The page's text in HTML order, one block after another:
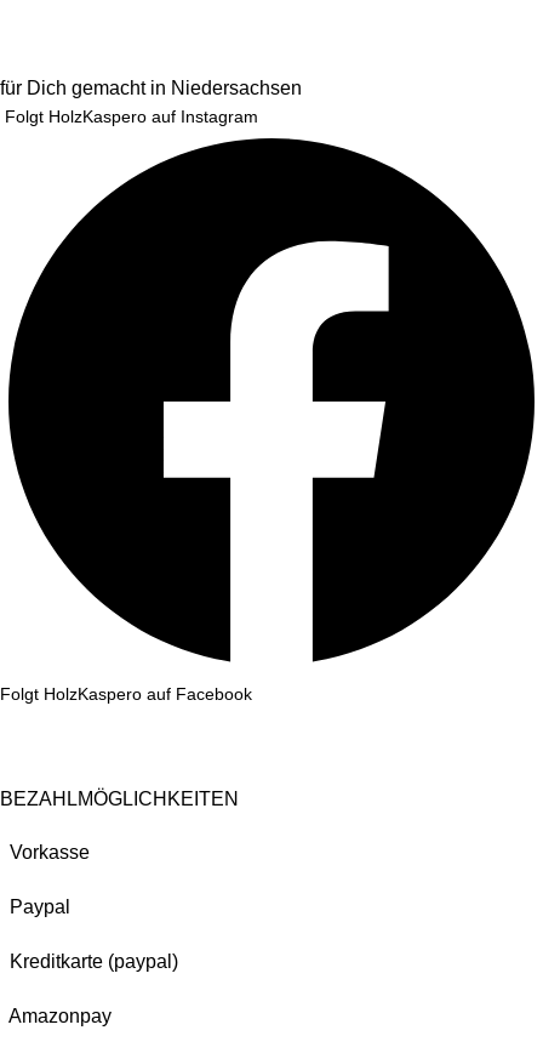
für Dich gemacht in Niedersachsen
Folgt HolzKaspero auf Instagram
Folgt HolzKaspero auf Facebook
BEZAHLMÖGLICHKEITEN
Vorkasse
Paypal
Kreditkarte (paypal)
Amazonpay